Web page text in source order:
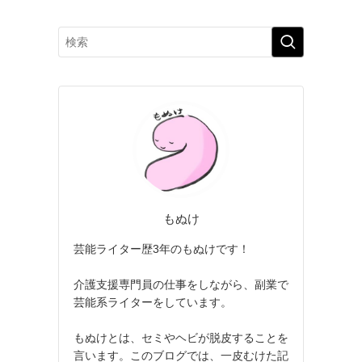
もぬけ
芸能ライター歴3年のもぬけです！
介護支援専門員の仕事をしながら、副業で
芸能系ライターをしています。
もぬけとは、セミやヘビが脱皮することを
言います。このブログでは、一皮むけた記